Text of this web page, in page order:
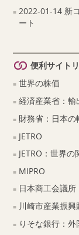
2022-01-14 新
ート
便利サイト
世界の株価
経済産業省：
財務省：日本の
JETRO
JETRO：世界の
MIPRO
日本商工会議
川崎市産業振興
りそな銀行：